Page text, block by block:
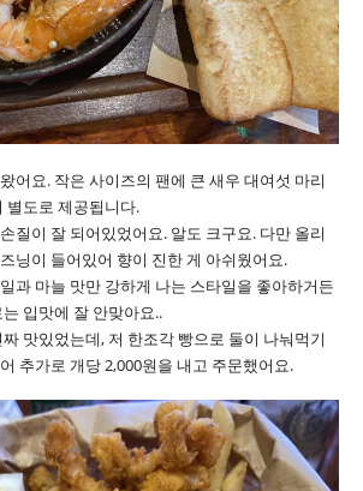
어요. 작은 사이즈의 팬에 큰 새우 대여섯 마리
별도로 제공됩니다.
질이 잘 되어있었어요. 알도 크구요. 다만 올리
닝이 들어있어 향이 진한 게 아쉬웠어요.
과 마늘 맛만 강하게 나는 스타일을 좋아하거든
입맛에 잘 안맞아요..
맛있었는데, 저 한조각 빵으로 둘이 나눠먹기
추가로 개당 2,000원을 내고 주문했어요.